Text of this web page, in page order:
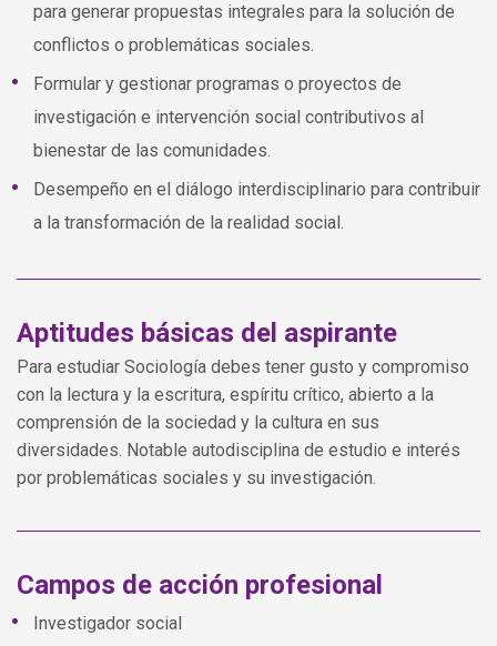
para generar propuestas integrales para la solución de
conflictos o problemáticas sociales.
Formular y gestionar programas o proyectos de
investigación e intervención social contributivos al
bienestar de las comunidades.
Desempeño en el diálogo interdisciplinario para contribuir
a la transformación de la realidad social.
Aptitudes básicas del aspirante
Para estudiar Sociología debes tener gusto y compromiso
con la lectura y la escritura, espíritu crítico, abierto a la
comprensión de la sociedad y la cultura en sus
diversidades. Notable autodisciplina de estudio e interés
por problemáticas sociales y su investigación.
Campos de acción profesional
Investigador social